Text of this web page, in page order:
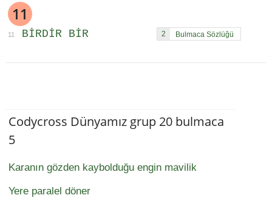
11
11 BIRDIR BIR 2
Codycross Dünyamız grup 20 bulmaca
5
Karanın gözden kaybolduğu engin mavilik
Yere paralel döner